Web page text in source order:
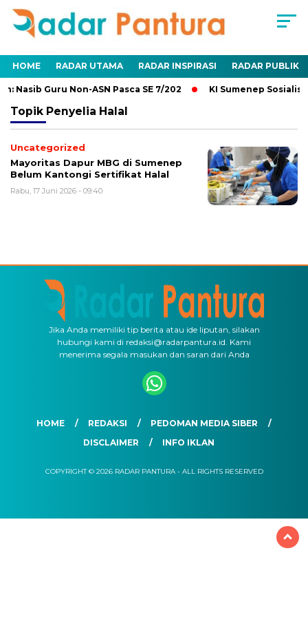
HOME RADAR UTAMA RADAR INSPIRASI RADAR PUBLIK
Nasib Guru Non-ASN Pasca SE 7/202 KI Sumenep
Topik Penyelia Halal
Uncategorized
Mayoritas Dapur MBG di Sumenep
Belum Kantongi Sertifikat Halal
Rabu, 17 Juni 2026 - 09:40
Jika Anda memiliki tip berita atau ide liputan, silakan
hubungi kami di redaksi@radarpantura.id. Kami
menerima segala masukan dan saran dari Anda
HOME REDAKSI
PEDOMAN MEDIA SIBER
DISCLAIMER
INFO IKLAN
COPYRIGHT © 2026 RADAR PANTURA - ALL RIGHTS RESERVED